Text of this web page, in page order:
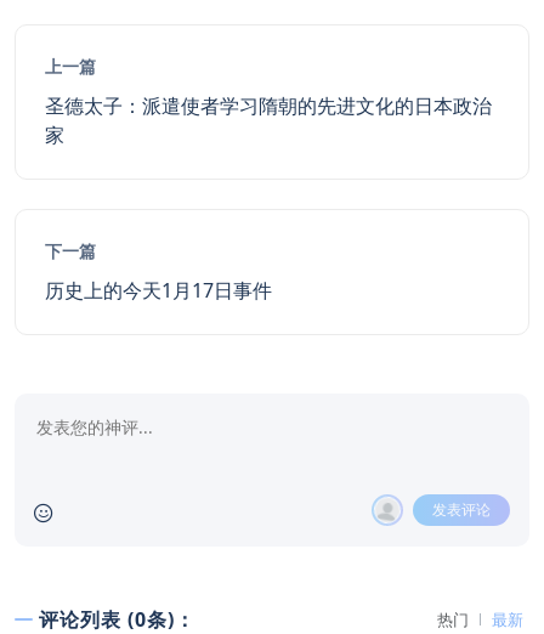
上一篇
圣德太子：派遣使者学习隋朝的先进文化的日本政治
家
下一篇
历史上的今天1月17日事件
发表评论
评论列表 (0条)： 热门 最新